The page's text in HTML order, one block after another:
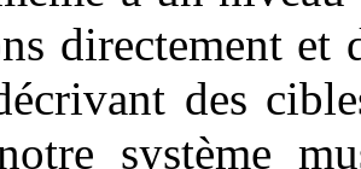
directement et
des
système